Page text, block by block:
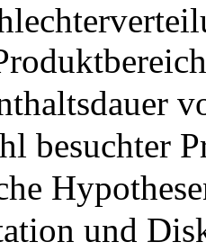
besuchter
und